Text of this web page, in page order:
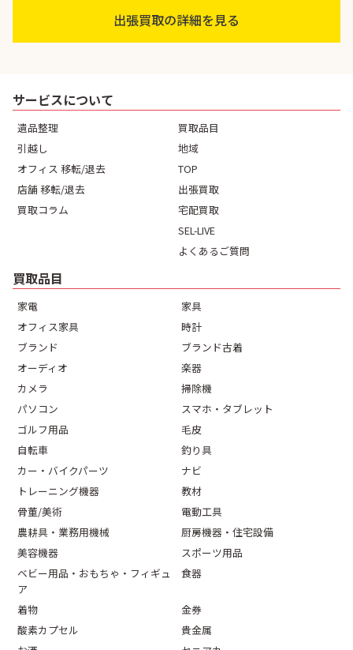
出張買取の詳細を見る
サービスについて
遺品整理
引越し
オフィス 移転/退去
店舗 移転/退去
買取コラム
買取品目
地域
TOP
出張買取
宅配買取
SEL-LIVE
よくあるご質問
買取品目
家電
家具
オフィス家具
時計
ブランド
ブランド古着
オーディオ
楽器
カメラ
掃除機
パソコン
スマホ・タブレット
ゴルフ用品
毛皮
自転車
釣り具
カー・バイクパーツ
ナビ
トレーニング機器
教材
骨董/美術
電動工具
農耕具・業務用機械
厨房機器・住宅設備
美容機器
スポーツ用品
ベビー用品・おもちゃ・フィギュ
ア
食器
着物
金券
酸素カプセル
貴金属